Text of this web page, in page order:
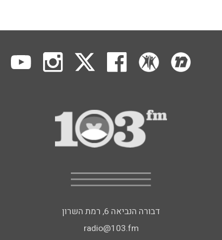
דבורה הנביאה 6, רמת השרון
radio@103.fm